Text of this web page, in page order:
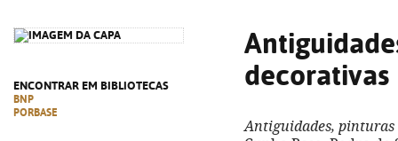
ENCONTRAR EM BIBLIOTECAS
BNP
PORBASE
decorativas
Antiguidades, pinturas